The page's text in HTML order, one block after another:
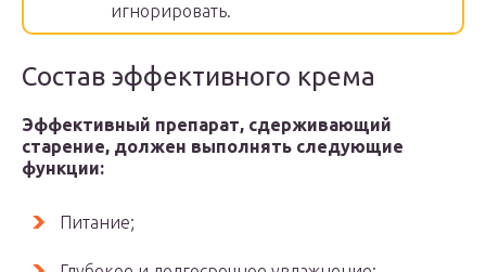
игнорировать.
Состав эффективного крема
Эффективный препарат, сдерживающий
старение, должен выполнять следующие
функции:
Питание;